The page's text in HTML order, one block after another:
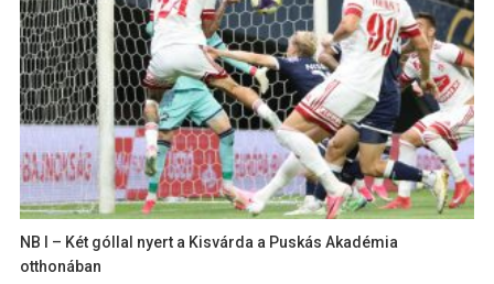
NB I – Két góllal nyert a Kisvárda a Puskás Akadémia
otthonában